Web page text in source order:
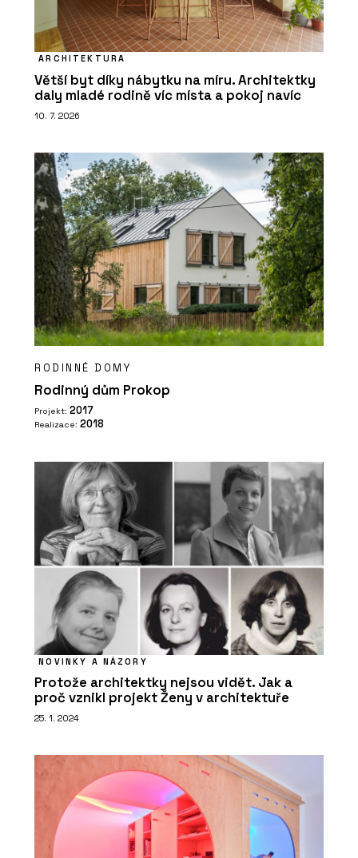
ARCHITEKTURA
Větší byt díky nábytku na míru. Architektky
daly mladé rodině víc místa a pokoj navíc
10. 7. 2026
RODINNÉ DOMY
Rodinný dům Prokop
Projekt: 2017
Realizace: 2018
NOVINKY A NÁZORY
Protože architektky nejsou vidět. Jak a
proč vznikl projekt Ženy v architektuře
25. 1. 2024